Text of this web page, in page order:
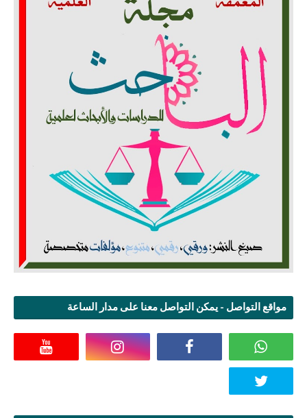
مواقع التواصل - يمكن التواصل معنا على مدار الساعة